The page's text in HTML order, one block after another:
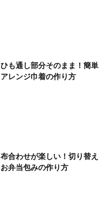
ひも通し部分そのまま！簡単
アレンジ巾着の作り方
布合わせが楽しい！切り替え
お弁当包みの作り方